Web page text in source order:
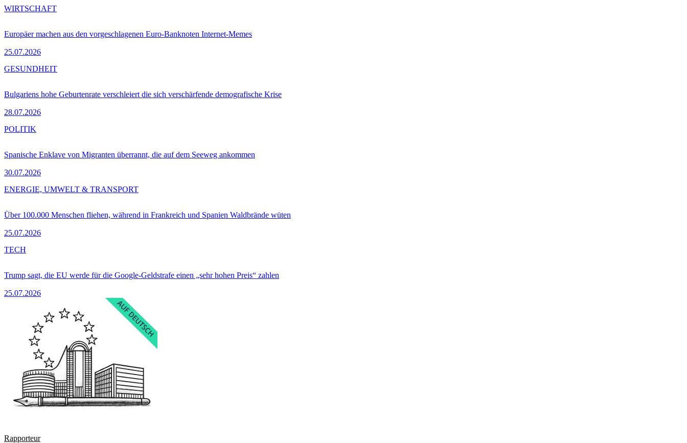
Europäer machen aus den vorgeschlagenen Euro-Banknoten Internet-Memes
25.07.2026
WIRTSCHAFT
Bulgariens hohe Geburtenrate verschleiert die sich verschärfende demografische Krise
28.07.2026
GESUNDHEIT
Spanische Enklave von Migranten überrannt, die auf dem Seeweg ankommen
30.07.2026
POLITIK
Über 100.000 Menschen fliehen, während in Frankreich und Spanien Waldbrände wüten
25.07.2026
ENERGIE, UMWELT & TRANSPORT
Trump sagt, die EU werde für die Google-Geldstrafe einen „sehr hohen Preis“ zahlen
25.07.2026
TECH
Rapporteur